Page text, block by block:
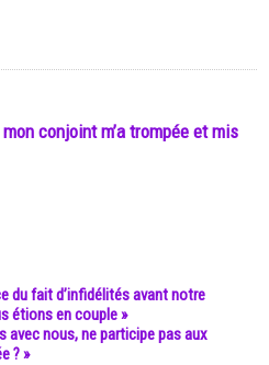
conjoint m’a trompée et mis
du fait d’infidélités avant notre
étions en couple »
avec nous, ne participe pas aux
? »